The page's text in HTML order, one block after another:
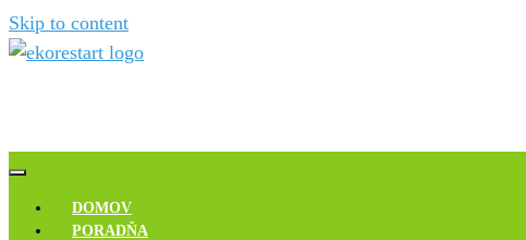
Skip to content
DOMOV
PORADŇA